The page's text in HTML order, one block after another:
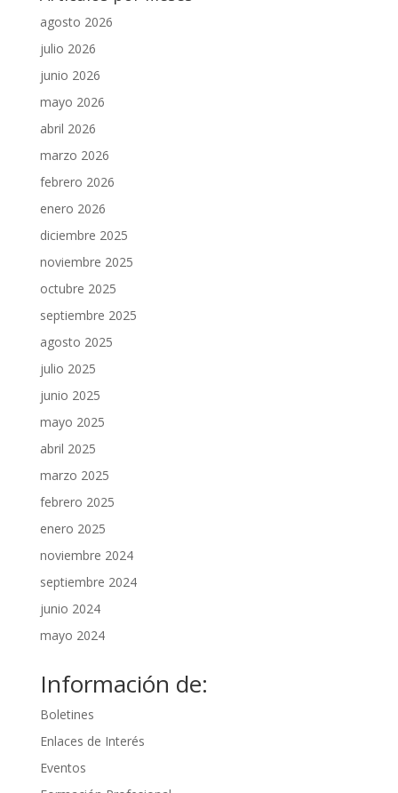
agosto 2026
julio 2026
junio 2026
mayo 2026
abril 2026
marzo 2026
febrero 2026
enero 2026
diciembre 2025
noviembre 2025
octubre 2025
septiembre 2025
agosto 2025
julio 2025
junio 2025
mayo 2025
abril 2025
marzo 2025
febrero 2025
enero 2025
noviembre 2024
septiembre 2024
junio 2024
mayo 2024
Información de:
Boletines
Enlaces de Interés
Eventos